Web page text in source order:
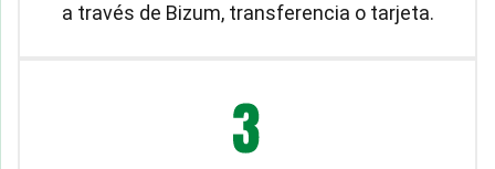
a través de Bizum, transferencia o tarjeta.